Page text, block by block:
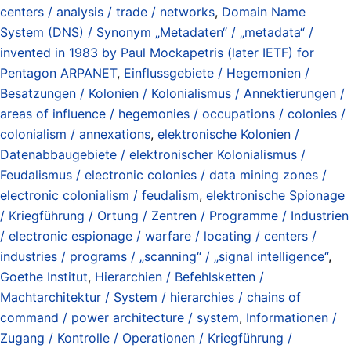
centers / analysis / trade / networks, Domain Name
System (DNS) / Synonym „Metadaten“ / „metadata“ /
invented in 1983 by Paul Mockapetris (later IETF) for
Pentagon ARPANET, Einflussgebiete / Hegemonien /
Besatzungen / Kolonien / Kolonialismus / Annektierungen /
areas of influence / hegemonies / occupations / colonies /
colonialism / annexations, elektronische Kolonien /
Datenabbaugebiete / elektronischer Kolonialismus /
Feudalismus / electronic colonies / data mining zones /
electronic colonialism / feudalism, elektronische Spionage
/ Kriegführung / Ortung / Zentren / Programme / Industrien
/ electronic espionage / warfare / locating / centers /
industries / programs / „scanning“ / „signal intelligence“,
Goethe Institut, Hierarchien / Befehlsketten /
Machtarchitektur / System / hierarchies / chains of
command / power architecture / system, Informationen /
Zugang / Kontrolle / Operationen / Kriegführung /